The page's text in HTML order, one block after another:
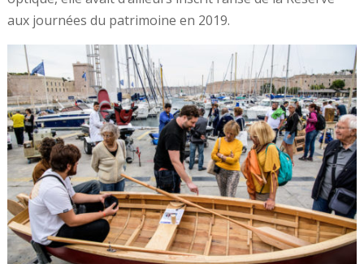
aux journées du patrimoine en 2019.